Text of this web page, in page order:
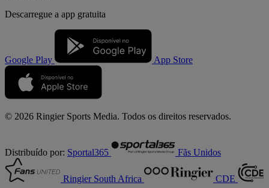
Descarregue a app gratuita
Google Play App Store
© 2026 Ringier Sports Media. Todos os direitos reservados.
Distribuído por: Sportal365 Fãs Unidos
Ringier South Africa CDE